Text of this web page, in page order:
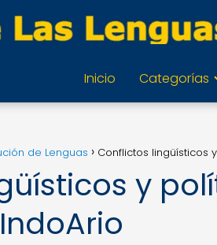
Inicio Categorías
de Lenguas Conflictos lingüísticos
y